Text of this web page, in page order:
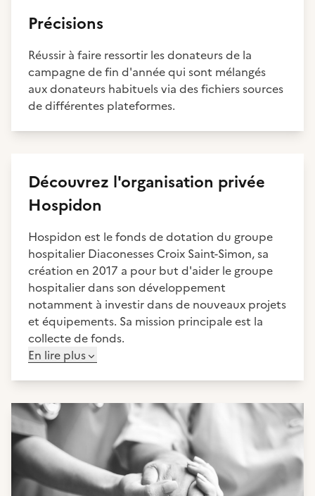
Précisions
Réussir à faire ressortir les donateurs de la
campagne de fin d'année qui sont mélangés
aux donateurs habituels via des fichiers sources
de différentes plateformes.
Découvrez l'organisation privée
Hospidon
Hospidon est le fonds de dotation du groupe
hospitalier Diaconesses Croix Saint-Simon, sa
création en 2017 a pour but d'aider le groupe
hospitalier dans son développement
notamment à investir dans de nouveaux projets
et équipements. Sa mission principale est la
collecte de fonds.
En lire plus